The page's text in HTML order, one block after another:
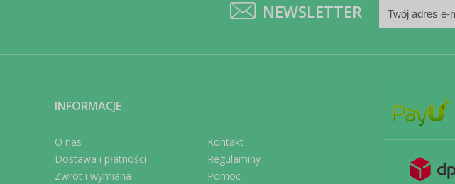
NEWSLETTER
INFORMACJE
O nas
Dostawa i płatności
Zwrot i wymiana
Kontakt
Regulaminy
Pomoc